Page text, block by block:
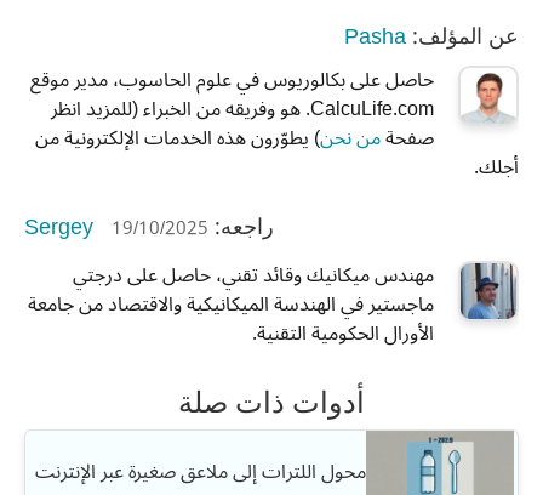
عن المؤلف: Pasha
حاصل على بكالوريوس في علوم الحاسوب، مدير موقع
CalcuLife.com. هو وفريقه من الخبراء (للمزيد انظر
صفحةمن نحن) يطوّرون هذه الخدمات الإلكترونية من
أجلك.
راجعه: Sergey 19/10/2025
مهندس ميكانيك وقائد تقني، حاصل على درجتي
ماجستير في الهندسة الميكانيكية والاقتصاد من جامعة
الأورال الحكومية التقنية.
أدوات ذات صلة
محول اللترات إلى ملاعق صغيرة عبر الإنترنت